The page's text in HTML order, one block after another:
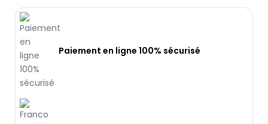
Paiement en ligne 100% sécurisé